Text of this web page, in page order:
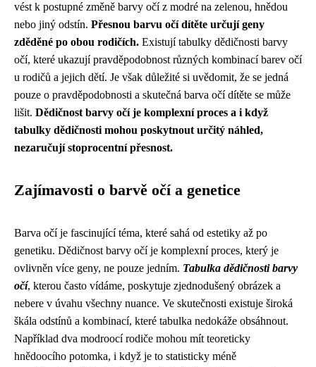
vést k postupné změně barvy očí z modré na zelenou, hnědou
nebo jiný odstín. Přesnou barvu očí dítěte určují geny
zděděné po obou rodičích. Existují tabulky dědičnosti barvy
očí, které ukazují pravděpodobnost různých kombinací barev očí
u rodičů a jejich dětí. Je však důležité si uvědomit, že se jedná
pouze o pravděpodobnosti a skutečná barva očí dítěte se může
lišit. Dědičnost barvy očí je komplexní proces a i když
tabulky dědičnosti mohou poskytnout určitý náhled,
nezaručují stoprocentní přesnost.
Zajímavosti o barvě očí a genetice
Barva očí je fascinující téma, které sahá od estetiky až po
genetiku. Dědičnost barvy očí je komplexní proces, který je
ovlivněn více geny, ne pouze jedním. Tabulka dědičnosti barvy
očí, kterou často vídáme, poskytuje zjednodušený obrázek a
nebere v úvahu všechny nuance. Ve skutečnosti existuje široká
škála odstínů a kombinací, které tabulka nedokáže obsáhnout.
Například dva modroocí rodiče mohou mít teoreticky
hnědoocího potomka, i když je to statisticky méně